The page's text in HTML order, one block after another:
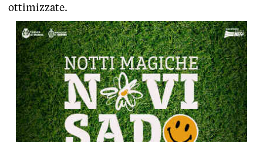
ottimizzate.